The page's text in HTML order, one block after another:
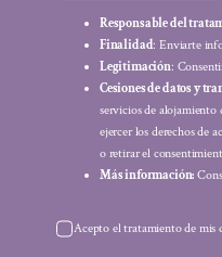
Responsable del
Finalidad: Enviarte
Legitimación:
Cesiones de datos y
servicios de alojamiento
ejercer los derechos de
o retirar el
Más información:
Acepto el tratamiento de mis